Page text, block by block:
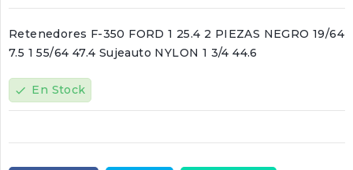
Retenedores F-350 FORD 1 25.4 2 PIEZAS NEGRO 19/64
7.5 1 55/64 47.4 Sujeauto NYLON 1 3/4 44.6
check En Stock